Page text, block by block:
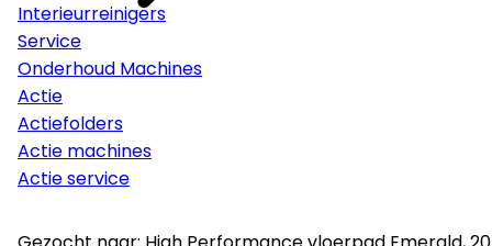
Interieurreinigers
Service
Onderhoud Machines
Actie
Actiefolders
Actie machines
Actie service